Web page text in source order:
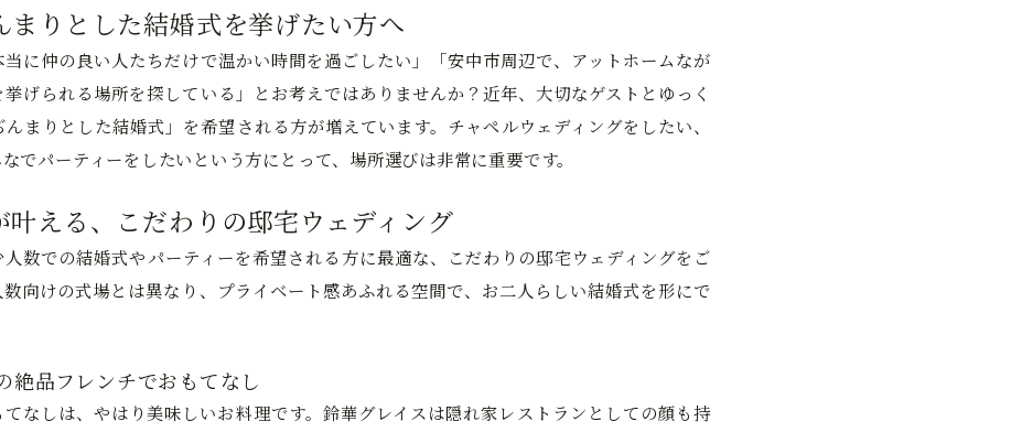
まりとした結婚式を挙げたい方へ
当に仲の良い人たちだけで温かい時間を過ごしたい」「安中市周辺で、アットホームなが
げられる場所を探している」とお考えではありませんか？近年、大切なゲストとゆっく
まりとした結婚式」を希望される方が増えています。チャペルウェディングをしたい、
でパーティーをしたいという方にとって、場所選びは非常に重要です。
叶える、こだわりの邸宅ウェディング
数での結婚式やパーティーを希望される方に最適な、こだわりの邸宅ウェディングをご
向けの式場とは異なり、プライベート感あふれる空間で、お二人らしい結婚式を形にで
絶品フレンチでおもてなし
なしは、やはり美味しいお料理です。鈴華グレイスは隠れ家レストランとしての顔も持